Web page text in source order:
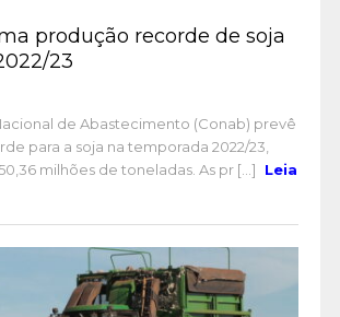
produção recorde de soja
23
de Abastecimento (Conab) prevê
para a soja na temporada 2022/23,
milhões de toneladas. As pr [...]
Leia